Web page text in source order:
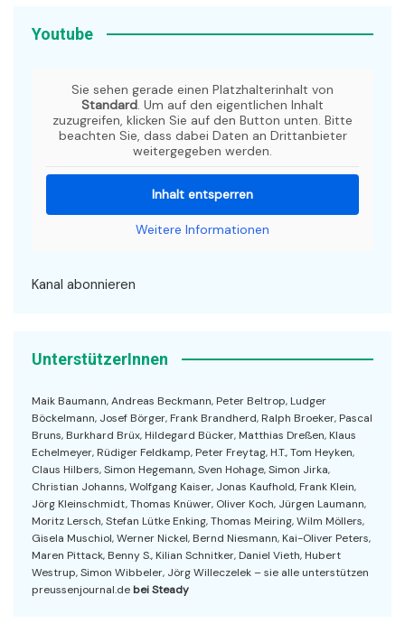
Youtube
Sie sehen gerade einen Platzhalterinhalt von
Standard. Um auf den eigentlichen Inhalt
zuzugreifen, klicken Sie auf den Button unten. Bitte
beachten Sie, dass dabei Daten an Drittanbieter
weitergegeben werden.
Inhalt entsperren
Weitere Informationen
Kanal abonnieren
UnterstützerInnen
Maik Baumann, Andreas Beckmann, Peter Beltrop, Ludger
Böckelmann, Josef Börger, Frank Brandherd, Ralph Broeker, Pascal
Bruns, Burkhard Brüx, Hildegard Bücker, Matthias Dreßen, Klaus
Echelmeyer, Rüdiger Feldkamp, Peter Freytag, H.T., Tom Heyken,
Claus Hilbers, Simon Hegemann, Sven Hohage, Simon Jirka,
Christian Johanns, Wolfgang Kaiser, Jonas Kaufhold, Frank Klein,
Jörg Kleinschmidt, Thomas Knüwer, Oliver Koch, Jürgen Laumann,
Moritz Lersch, Stefan Lütke Enking, Thomas Meiring, Wilm Möllers,
Gisela Muschiol, Werner Nickel, Bernd Niesmann, Kai-Oliver Peters,
Maren Pittack, Benny S., Kilian Schnitker, Daniel Vieth, Hubert
Westrup, Simon Wibbeler, Jörg Willeczelek – sie alle unterstützen
preussenjournal.de bei Steady